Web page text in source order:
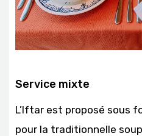
Service mixte
L’Iftar est proposé sous
pour la traditionnelle